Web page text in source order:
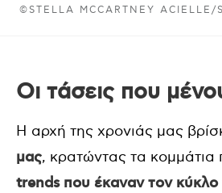
©STELLA MCCARTNEY ACIELLE/
Οι τάσεις που
Η αρχή της χρονιάς μας
μας, κρατώντας τα κομμάτια
trends που έκαναν τον κύκλο